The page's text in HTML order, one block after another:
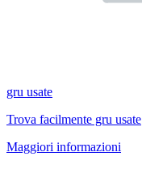
gru usate
Trova facilmente gru usate
Maggiori informazioni